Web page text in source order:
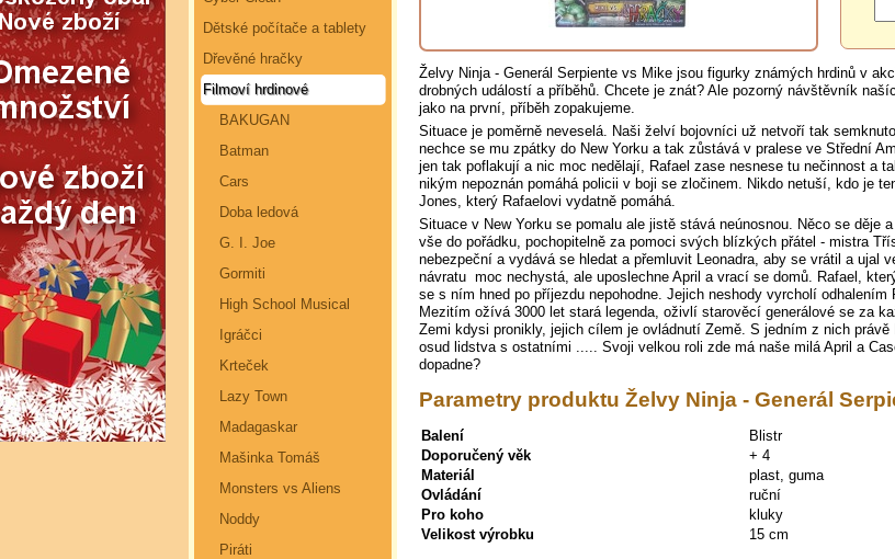
Dětské počítače a tablety
Dřevěné hračky
Filmoví hrdinové
BAKUGAN
Batman
Cars
Doba ledová
G. I. Joe
Gormiti
High School Musical
Igráčci
Krteček
Lazy Town
Madagaskar
Mašinka Tomáš
Monsters vs Aliens
Noddy
Piráti
Želvy Ninja - Generál Serpiente vs Mike jsou figurky známých hrdinů v
drobných událostí a příběhů. Chcete je znát? Ale pozorný návštěvník
jako na první, příběh zopakujeme.
Situace je poměrně neveselá. Naši želví bojovníci už netvoří tak
nechce se mu zpátky do New Yorku a tak zůstává v pralese ve Střední
jen tak poflakují a nic moc nedělají, Rafael zase nesnese tu nečinnost a
nikým nepoznán pomáhá policii v boji se zločinem. Nikdo netuší, kdo je
Jones, který Rafaelovi vydatně pomáhá.
Situace v New Yorku se pomalu ale jistě stává neúnosnou. Něco se
vše do pořádku, pochopitelně za pomoci svých blízkých přátel - mistra
nebezpeční a vydává se hledat a přemluvit Leonadra, aby se vrátil a ujal
návratu moc nechystá, ale uposlechne April a vrací se domů. Rafael,
se s ním hned po příjezdu nepohodne. Jejich neshody vyrcholí
Mezitím ožívá 3000 let stará legenda, oživlí starověcí generálové se za
Zemi kdysi pronikly, jejich cílem je ovládnutí Země. S jedním z nich
osud lidstva s ostatními ..... Svoji velkou roli zde má naše milá April a
dopadne?
Parametry produktu Želvy Ninja - Generál
Balení
Blistr
Doporučený věk
+ 4
Materiál
plast, guma
Ovládání
ruční
Pro koho
kluky
Velikost výrobku
15 cm